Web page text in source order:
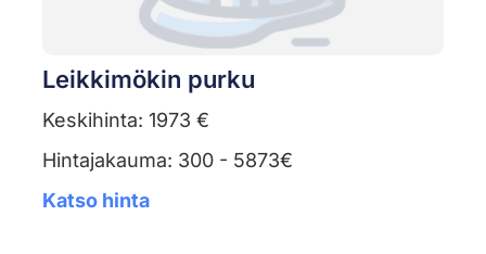
Leikkimökin purku
Keskihinta: 1973 €
Hintajakauma: 300 - 5873€
Katso hinta